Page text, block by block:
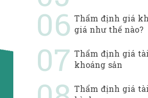
Thẩm định giá
giá như thế nào?
Thẩm định giá
khoáng sản
Thẩm định giá